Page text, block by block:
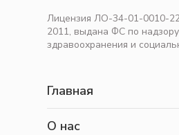
Лицензия ЛО-34-01-0010-22
2011, выдана ФС по
здравоохранения и
Главная
О нас